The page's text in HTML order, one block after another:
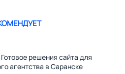
решения сайта для
агентства в Саранске